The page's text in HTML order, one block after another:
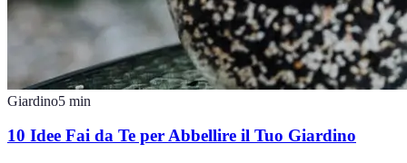
Giardino5 min
10 Idee Fai da Te per Abbellire il Tuo Giardino